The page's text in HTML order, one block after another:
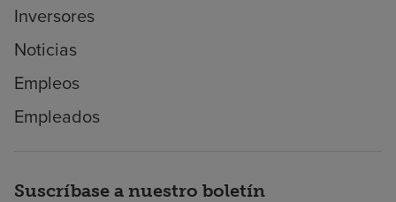
Inversores
Noticias
Empleos
Empleados
Suscríbase a nuestro boletín